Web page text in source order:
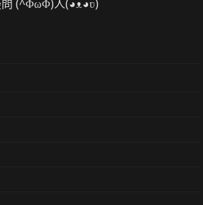
問 (^ΦωΦ)人(◕ᴥ◕ʋ)